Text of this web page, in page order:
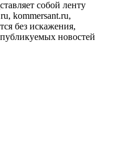
собой ленту
kommersant.ru,
без искажения,
публикуемых новостей